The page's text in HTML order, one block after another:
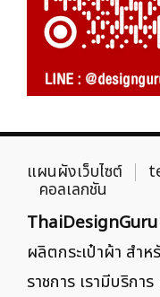
แผนผังเว็บไซต์
คอลเลกชัน
ThaiDesignGuru
ผลิตกระเป๋าผ้า สำ
ราชการ เรามีบริกา